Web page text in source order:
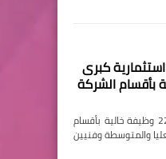
كبرى
بأقسام الشركة
اعلان وظائف شركة استثمارية كبرى عدد 22 وظيفة خالية بأقسام
والمتوسطة وفنيين